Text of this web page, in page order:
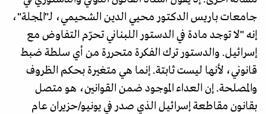
جامعات باريس الدكتور محيي الدين الشحيمي، لـ"المجلة"،
إنه "لا توجد مادة في الدستور اللبناني تحرّم التفاوض مع
إسرائيل. والدستور ترك الفكرة متحررة من أي سلطة ضبط
قانوني، لأنها ليست ثابتة. إنما هي متغيرة بحكم الظروف
والمصلحة. إن العداء الموجود ضمن القوانين، هو متصل
بقانون مقاطعة إسرائيل الذي صدر في يونيو/حزيران عام